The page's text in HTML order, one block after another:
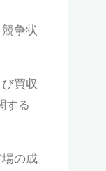
争状
買収
する
の成